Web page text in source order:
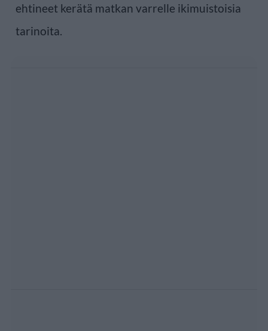
ehtineet kerätä matkan varrelle ikimuistoisia
tarinoita.